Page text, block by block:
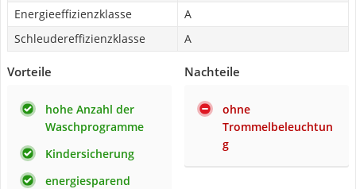
Energieeffizienzklasse
A
Schleudereffizienzklasse
A
Vorteile
hohe Anzahl der
Waschprogramme
Kindersicherung
energiesparend
Nachteile
ohne
Trommelbeleuchtun
g